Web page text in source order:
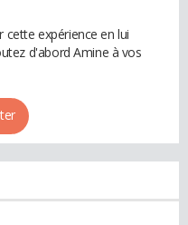
cette expérience en lui
d'abord Amine à vos